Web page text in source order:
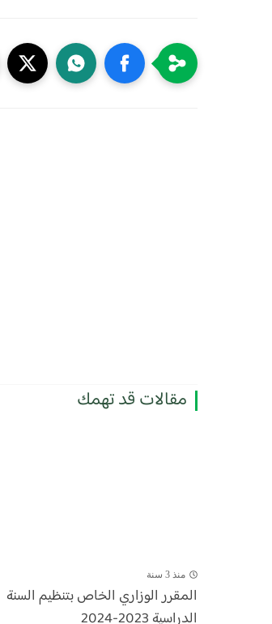
مقالات قد تهمك
منذ 3 سنة
المقرر الوزاري الخاص بتنظيم السنة
الدراسية 2023-2024